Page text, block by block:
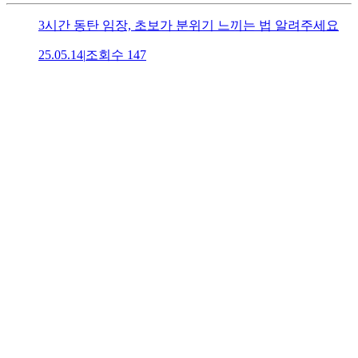
3시간 동탄 임장, 초보가 분위기 느끼는 법 알려주세요
25.05.14|조회수 147